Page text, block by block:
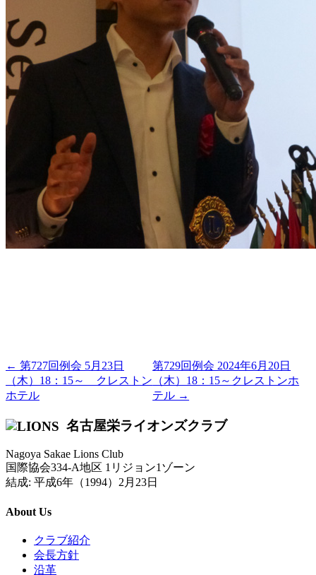
← 第727回例会 5月23日
（木）18：15～ クレストン
ホテル
第729回例会 2024年6月20日
（木）18：15～クレストンホ
テル →
名古屋栄ライオンズクラブ
Nagoya Sakae Lions Club
国際協会334-A地区 1リジョン1ゾーン
結成: 平成6年（1994）2月23日
About Us
クラブ紹介
会長方針
沿革